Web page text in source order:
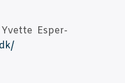
Yvet­te Esper­